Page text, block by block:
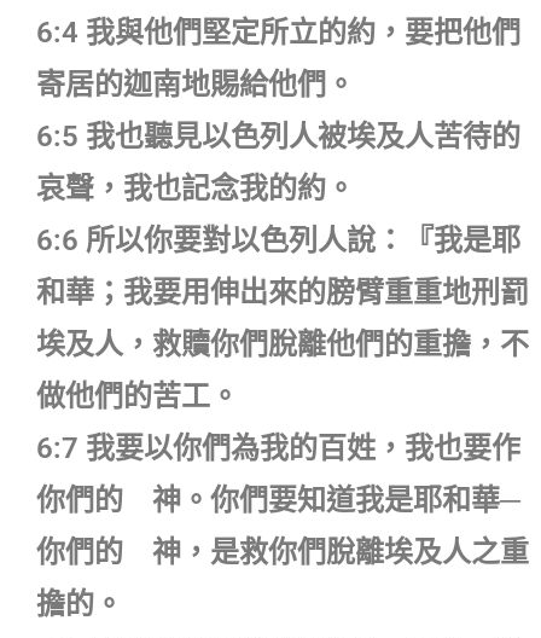
6:4 我與他們堅定所立的約，要把他們
寄居的迦南地賜給他們。
6:5 我也聽見以色列人被埃及人苦待的
哀聲，我也記念我的約。
6:6 所以你要對以色列人說：『我是耶
和華；我要用伸出來的膀臂重重地刑罰
埃及人，救贖你們脫離他們的重擔，不
做他們的苦工。
6:7 我要以你們為我的百姓，我也要作
你們的 神。你們要知道我是耶和華─
你們的 神，是救你們脫離埃及人之重
擔的。